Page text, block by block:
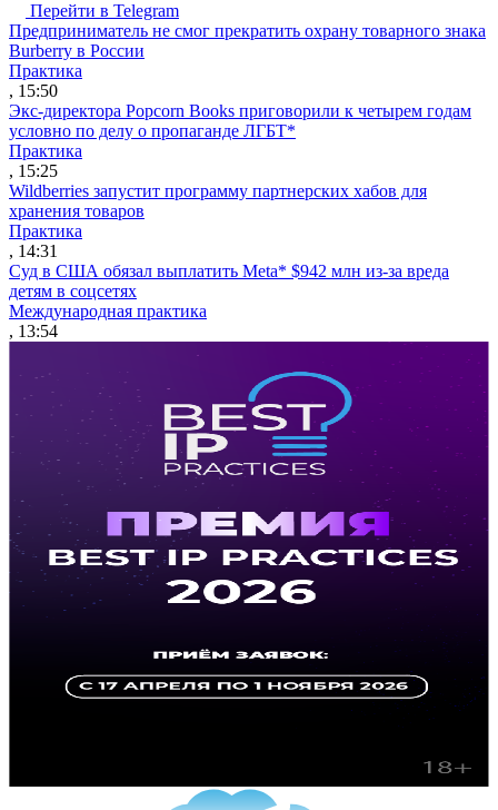
Перейти в Telegram
Предприниматель не смог прекратить охрану товарного знака
Burberry в России
Практика
, 15:50
Экс-директора Popcorn Books приговорили к четырем годам
условно по делу о пропаганде ЛГБТ*
Практика
, 15:25
Wildberries запустит программу партнерских хабов для
хранения товаров
Практика
, 14:31
Суд в США обязал выплатить Meta* $942 млн из-за вреда
детям в соцсетях
Международная практика
, 13:54